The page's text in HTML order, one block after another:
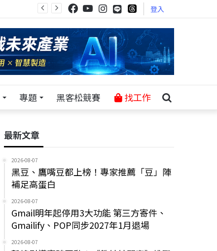
登入
專題 黑客松競賽 找工作
最新文章
2026-08-07
黑豆、鷹嘴豆都上榜！專家推薦「豆」陣
補足高蛋白
2026-08-07
Gmail明年起停用3大功能 第三方寄件、
Gmailify、POP同步2027年1月退場
2026-08-07